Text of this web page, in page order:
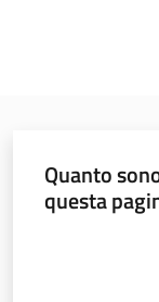
Leggi Atti Bandi
Quanto
questa